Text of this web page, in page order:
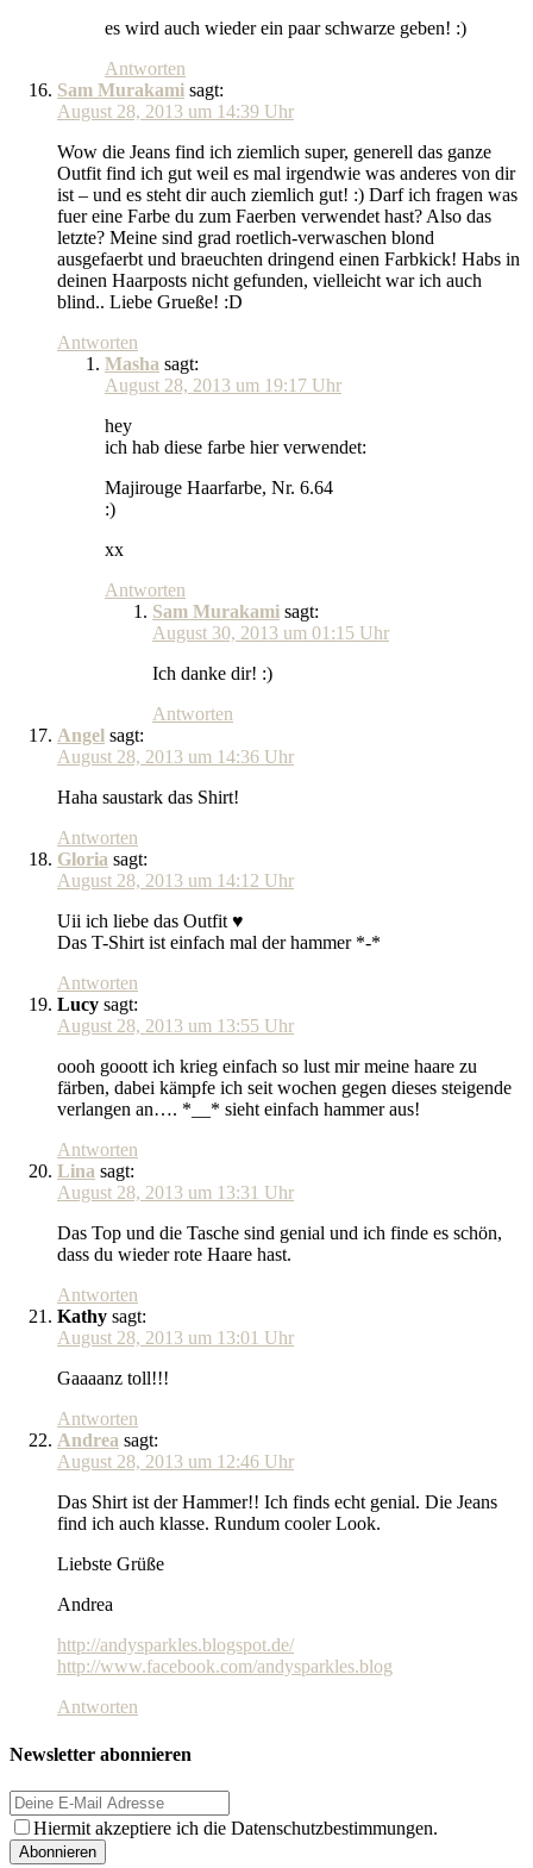
es wird auch wieder ein paar schwarze geben! :)
Antworten
Sam Murakami sagt:
August 28, 2013 um 14:39 Uhr
Wow die Jeans find ich ziemlich super, generell das ganze
Outfit find ich gut weil es mal irgendwie was anderes von dir
ist – und es steht dir auch ziemlich gut! :) Darf ich fragen was
fuer eine Farbe du zum Faerben verwendet hast? Also das
letzte? Meine sind grad roetlich-verwaschen blond
ausgefaerbt und braeuchten dringend einen Farbkick! Habs in
deinen Haarposts nicht gefunden, vielleicht war ich auch
blind.. Liebe Grueße! :D
Antworten
Masha sagt:
August 28, 2013 um 19:17 Uhr
hey
ich hab diese farbe hier verwendet:
Majirouge Haarfarbe, Nr. 6.64
:)
xx
Antworten
Sam Murakami sagt:
August 30, 2013 um 01:15 Uhr
Ich danke dir! :)
Antworten
Angel sagt:
August 28, 2013 um 14:36 Uhr
Haha saustark das Shirt!
Antworten
Gloria sagt:
August 28, 2013 um 14:12 Uhr
Uii ich liebe das Outfit ♥
Das T-Shirt ist einfach mal der hammer *-*
Antworten
Lucy sagt:
August 28, 2013 um 13:55 Uhr
oooh gooott ich krieg einfach so lust mir meine haare zu
färben, dabei kämpfe ich seit wochen gegen dieses steigende
verlangen an…. *__* sieht einfach hammer aus!
Antworten
Lina sagt:
August 28, 2013 um 13:31 Uhr
Das Top und die Tasche sind genial und ich finde es schön,
dass du wieder rote Haare hast.
Antworten
Kathy sagt:
August 28, 2013 um 13:01 Uhr
Gaaaanz toll!!!
Antworten
Andrea sagt:
August 28, 2013 um 12:46 Uhr
Das Shirt ist der Hammer!! Ich finds echt genial. Die Jeans
find ich auch klasse. Rundum cooler Look.
Liebste Grüße
Andrea
http://andysparkles.blogspot.de/
http://www.facebook.com/andysparkles.blog
Antworten
Newsletter abonnieren
Hiermit akzeptiere ich die Datenschutzbestimmungen.